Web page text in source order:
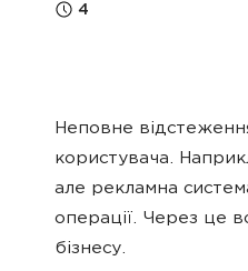
4
Неповне
користувача.
але рекламна
операції. Через це
бізнесу.